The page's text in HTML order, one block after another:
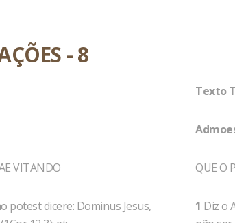
- 8
VITANDO
potest dicere: Dominus Jesus,
Texto
QUE O
1 Diz o